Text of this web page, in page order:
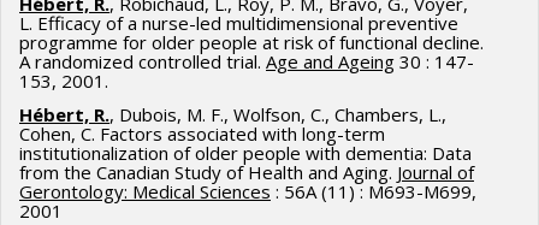
L. Efficacy of a nurse-led multidimensional preventive
programme for older people at risk of functional decline.
A randomized controlled trial. Age and Ageing 30 : 147-
153, 2001.
Hébert, R., Dubois, M. F., Wolfson, C., Chambers, L.,
Cohen, C. Factors associated with long-term
institutionalization of older people with dementia: Data
from the Canadian Study of Health and Aging. Journal of
Gerontology: Medical Sciences : 56A (11) : M693-M699,
2001